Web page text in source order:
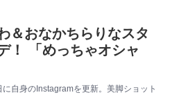
＆おなかちらりなスタ
！ 「めっちゃオシャ
自身のInstagramを更新。美脚ショット